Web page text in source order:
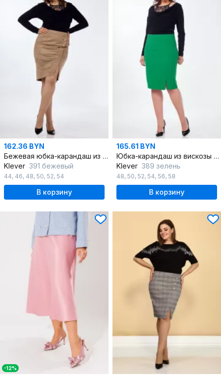
162.36 BYN
Бежевая юбка-карандаш из текстиля с рубчатым эффектом
Klever 391 бежевый
44, 46, 48, 50, 52, 54
В корзину
165.61 BYN
Юбка-карандаш из вискозы с разрезом и рельефом, на подкладке
Klever 389 зелень
48, 50, 52, 54, 56, 58
В корзину
-12%